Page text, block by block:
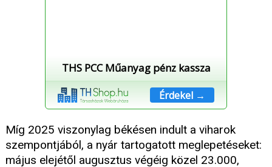
THS PCC Műanyag pénz kassza
Érdekel →
Míg 2025 viszonylag békésen indult a viharok
szempontjából, a nyár tartogatott meglepetéseket:
május elejétől augusztus végéig közel 23.000,